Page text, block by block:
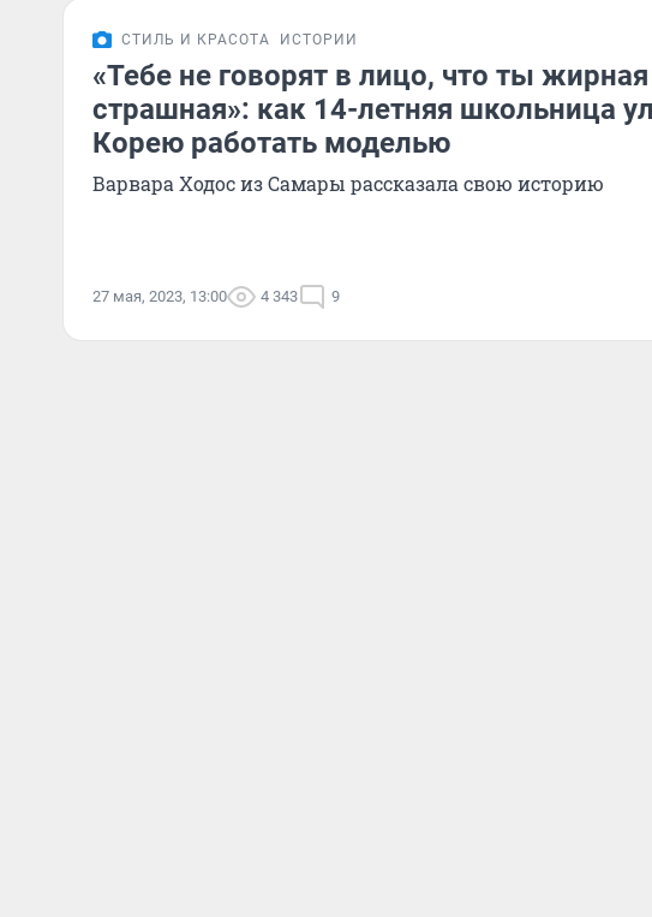
СТИЛЬ И КРАСОТА ИСТОРИИ
«Тебе не говорят в лицо, что ты
страшная»: как 14-летняя школьница
Корею работать моделью
Варвара Ходос из Самары рассказала свою историю
27 мая, 2023, 13:00 4 343 9